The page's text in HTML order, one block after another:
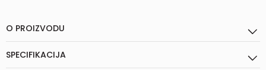
O PROIZVODU
SPECIFIKACIJA